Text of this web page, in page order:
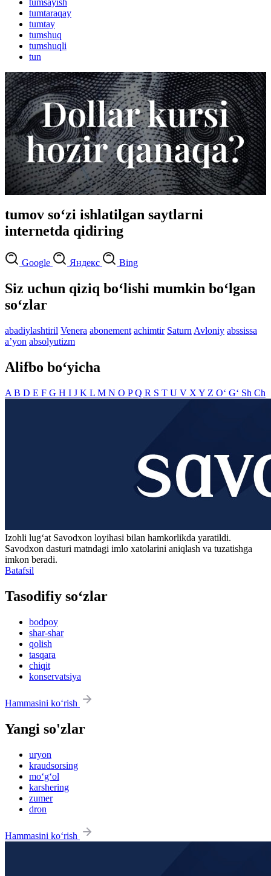
tumsayish
tumtaraqay
tumtay
tumshuq
tumshuqli
tun
tumov so‘zi ishlatilgan saytlarni
internetda qidiring
Google Яндекс Bing
Siz uchun qiziq bo‘lishi mumkin bo‘lgan
so‘zlar
abadiylashtiril Venera abonement achimtir Saturn Avloniy abssissa
aʼyon absolyutizm
Alifbo bo‘yicha
A B D E F G H I J K L M N O PQ R S T U V X Y Z O‘ G‘ Sh Ch
Izohli lugʻat Savodxon loyihasi bilan hamkorlikda yaratildi.
Savodxon dasturi matndagi imlo xatolarini aniqlash va tuzatishga
imkon beradi.
Batafsil
Tasodifiy so‘zlar
bodpoy
shar-shar
qolish
tasqara
chiqit
konservatsiya
Hammasini ko‘rish
Yangi so'zlar
uryon
kraudsorsing
mo‘g‘ol
karshering
zumer
dron
Hammasini ko‘rish